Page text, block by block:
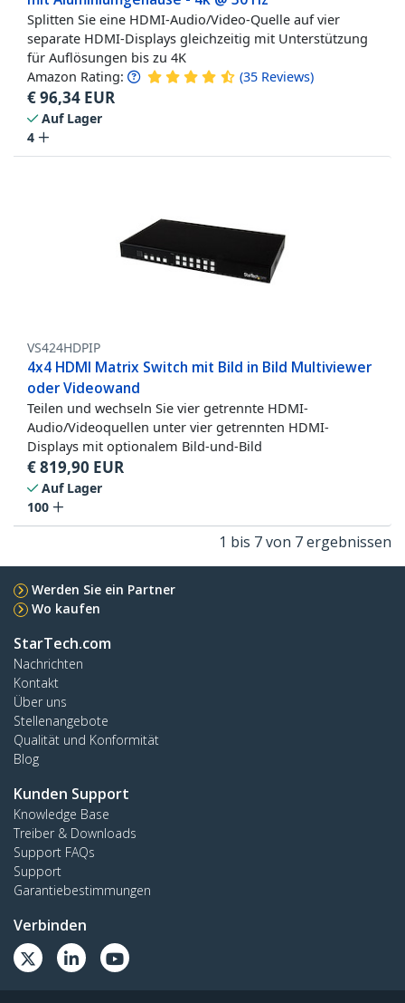
Splitten Sie eine HDMI-Audio/Video-Quelle auf vier
separate HDMI-Displays gleichzeitig mit Unterstützung
für Auflösungen bis zu 4K
Amazon Rating: (35 Reviews)
€96,34 EUR
Auf Lager
4
VS424HDPIP
4x4 HDMI Matrix Switch mit Bild in Bild Multiviewer
oder Videowand
Teilen und wechseln Sie vier getrennte HDMI-
Audio/Videoquellen unter vier getrennten HDMI-
Displays mit optionalem Bild-und-Bild
€819,90 EUR
Auf Lager
100
1 bis 7 von 7 ergebnissen
Werden Sie ein Partner
Wo kaufen
StarTech.com
Nachrichten
Kontakt
Über uns
Stellenangebote
Qualität und Konformität
Blog
Kunden Support
Knowledge Base
Treiber & Downloads
Support FAQs
Support
Garantiebestimmungen
Verbinden